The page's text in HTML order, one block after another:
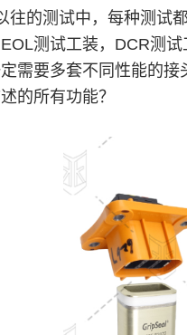
往的测试中，每种测试
测试工装，DCR测
需要多套不同性能的
的所有功能？